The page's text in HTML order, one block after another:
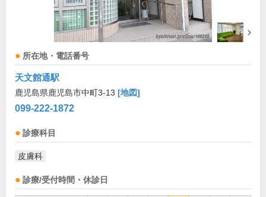
所在地・電話番号
天文館通駅
鹿児島県鹿児島市中町3-13 [地図]
099-222-1872
診療科目
皮膚科
診療/受付時間・休診日